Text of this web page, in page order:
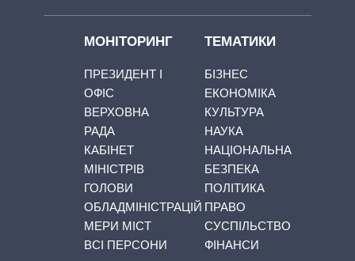
МОНІТОРИНГ
ПРЕЗИДЕНТ І
ОФІС
ВЕРХОВНА
РАДА
КАБІНЕТ
МІНІСТРІВ
ГОЛОВИ
ОБЛАДМІНІСТРАЦІЙ
МЕРИ МІСТ
ВСІ ПЕРСОНИ
ТЕМАТИКИ
БІЗНЕС
ЕКОНОМІКА
КУЛЬТУРА
НАУКА
НАЦІОНАЛЬНА
БЕЗПЕКА
ПОЛІТИКА
ПРАВО
СУСПІЛЬСТВО
ФІНАНСИ